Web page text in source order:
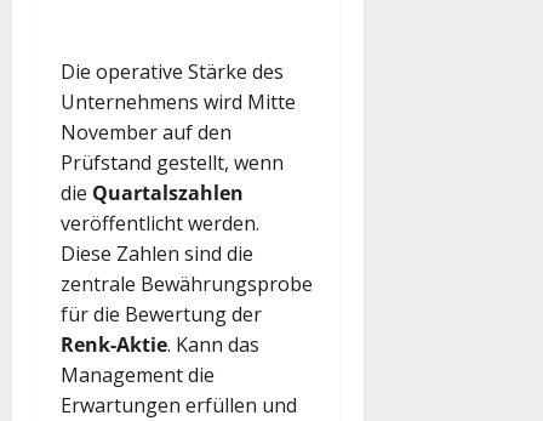
Die operative Stärke des
Unternehmens wird Mitte
November auf den
Prüfstand gestellt, wenn
die Quartalszahlen
veröffentlicht werden.
Diese Zahlen sind die
zentrale Bewährungsprobe
für die Bewertung der
Renk-Aktie. Kann das
Management die
Erwartungen erfüllen und